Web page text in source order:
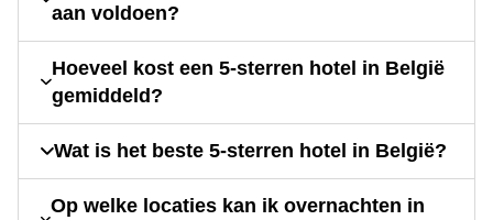
aan voldoen?
Hoeveel kost een 5-sterren hotel in België
gemiddeld?
Wat is het beste 5-sterren hotel in België?
Op welke locaties kan ik overnachten in